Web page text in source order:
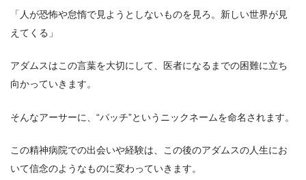
「人が恐怖や怠惰で見ようとしないものを見ろ。新しい世界が見
えてくる」
アダムスはこの言葉を大切にして、医者になるまでの困難に立ち
向かっていきます。
そんなアーサーに、“パッチ”というニックネームを命名されます。
この精神病院での出会いや経験は、この後のアダムスの人生にお
いて信念のようなものに変わっていきます。